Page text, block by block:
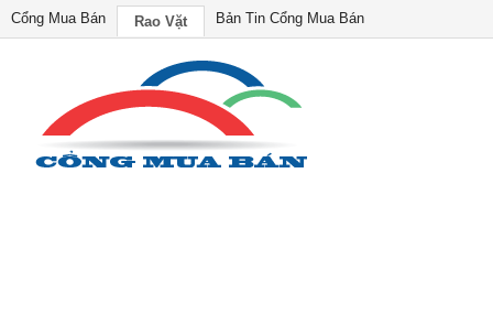
Cổng Mua Bán Rao Vặt Bản Tin Cổng Mua Bán